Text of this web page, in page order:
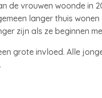
de vrouwen woonde in
langer thuis
zijn als ze beginnen
grote invloed. Alle